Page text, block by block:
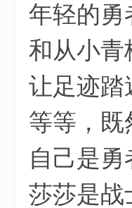
年轻的勇
和从小青
让足迹踏
等等，既
自己是勇
莎莎是战